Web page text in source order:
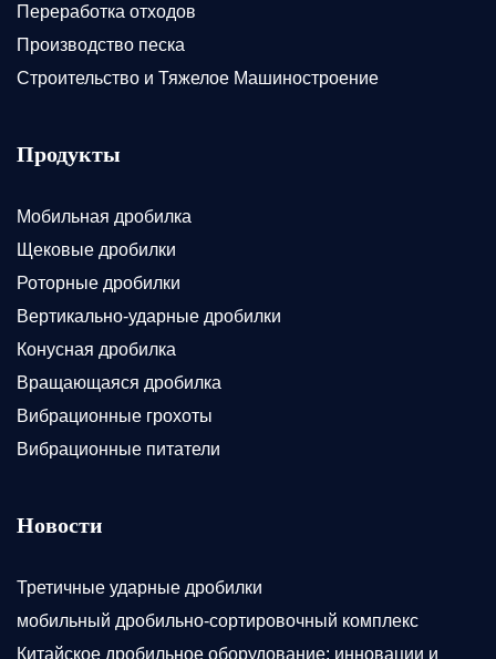
Переработка отходов
Производство песка
Строительство и Тяжелое Машиностроение
Продукты
Мобильная дробилка
Щековые дробилки
Роторные дробилки
Вертикально-ударные дробилки
Конусная дробилка
Вращающаяся дробилка
Вибрационные грохоты
Вибрационные питатели
Новости
Третичные ударные дробилки
мобильный дробильно-сортировочный комплекс
Китайское дробильное оборудование: инновации и